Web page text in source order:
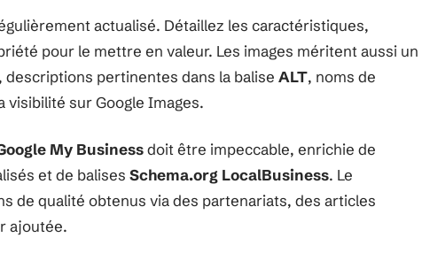
actualisé. Détaillez les caractéristiques,
pour le mettre en valeur. Les images méritent aussi un
pertinentes dans la balise ALT, noms de
sur Google Images.
My Businessdoit être impeccable, enrichie de
et de balises Schema.org LocalBusiness. Le
de qualité obtenus via des partenariats, des articles
ajoutée.